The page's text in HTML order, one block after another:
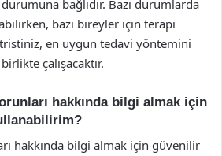
bağlıdır. Bazı durumlarda
bazı bireyler için terapi
en uygun tedavi yöntemini
çalışacaktır.
hakkında bilgi almak için
hakkında bilgi almak için güvenilir